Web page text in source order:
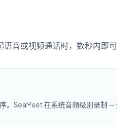
音或视频通话时，数秒内即可
SeaMeet 在系统音频级别录制 —